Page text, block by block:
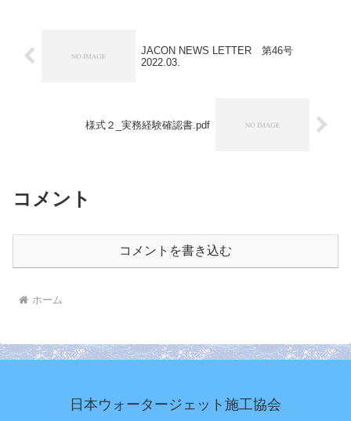
JACON NEWS LETTER 第46号
2022.03.
様式２_実務経験確認書.pdf
コメント
コメントを書き込む
ホーム
日本ウォータージェット施工協会